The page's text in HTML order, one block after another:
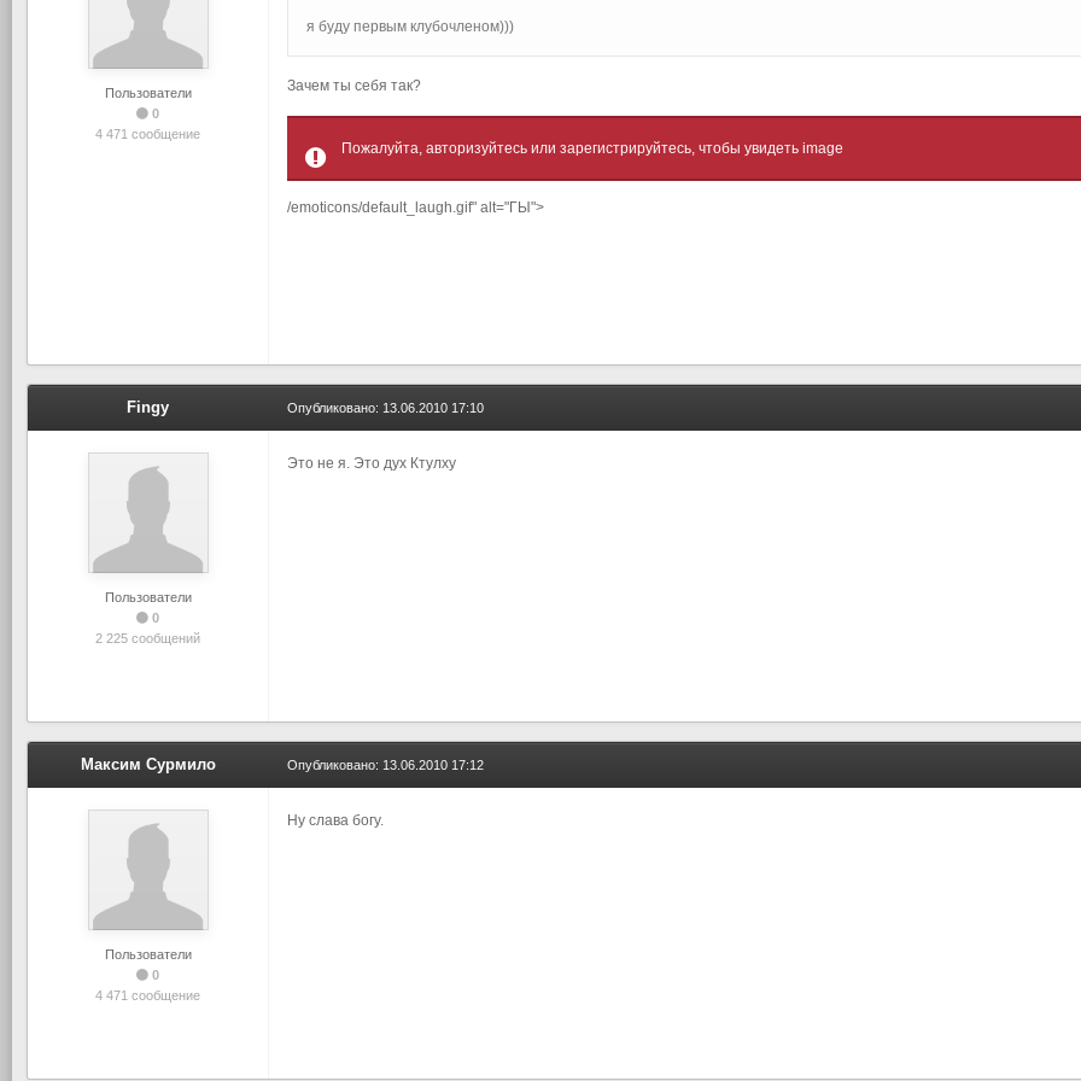
Пользователи
0
4 471 сообщение
я буду первым клубочленом)))
Зачем ты себя так?
Пожалуйта, авторизуйтесь или зарегистрируйтесь, чтобы увидеть image
/emoticons/default_laugh.gif" alt="ГЫ">
Fingy
Пользователи
0
2 225 сообщений
Опубликовано: 13.06.2010 17:10
Это не я. Это дух Ктулху
Максим Сурмило
Пользователи
0
4 471 сообщение
Опубликовано: 13.06.2010 17:12
Ну слава богу.